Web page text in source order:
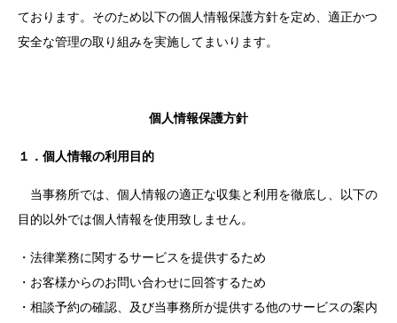
ております。そのため以下の個人情報保護方針を定め、適正かつ
安全な管理の取り組みを実施してまいります。
個人情報保護方針
１．個人情報の利用目的
当事務所では、個人情報の適正な収集と利用を徹底し、以下の
目的以外では個人情報を使用致しません。
・法律業務に関するサービスを提供するため
・お客様からのお問い合わせに回答するため
・相談予約の確認、及び当事務所が提供する他のサービスの案内